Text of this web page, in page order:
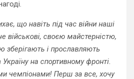
що навіть під час війни наші
військові, своєю майстерністю,
зберігають і прославляють
на спортивному фронті.
чемпіонами! Перш за все, хочу